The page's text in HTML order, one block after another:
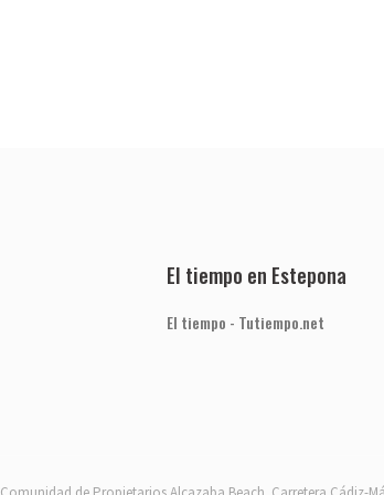
El tiempo en Estepona
El tiempo - Tutiempo.net